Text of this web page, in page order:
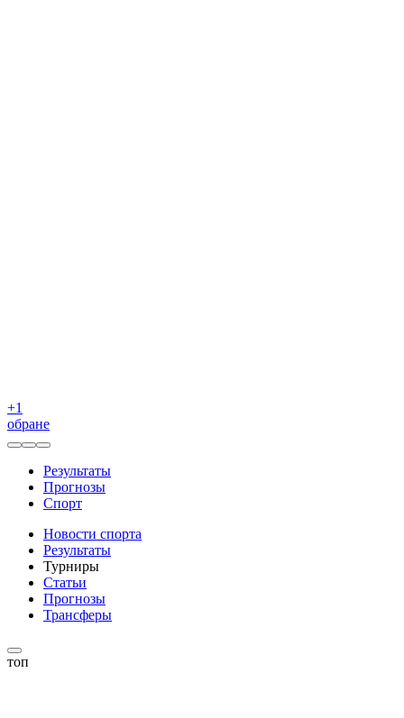
+1
обране
Результаты
Прогнозы
Спорт
Новости спорта
Результаты
Турниры
Статьи
Прогнозы
Трансферы
топ